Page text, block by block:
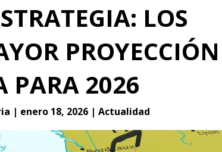
LOS
PROYECCIÓN
PARA 2026
| enero 18, 2026 | Actualidad